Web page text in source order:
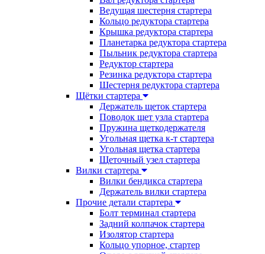
Ведущая шестерня стартера
Кольцо редуктора стартера
Крышка редуктора стартера
Планетарка редуктора стартера
Пыльник редуктора стартера
Редуктор стартера
Резинка редуктора стартера
Шестерня редуктора стартера
Щётки стартера
Держатель щеток стартера
Поводок щет узла стартера
Пружина щеткодержателя
Угольная щетка к-т стартера
Угольная щетка стартера
Щеточный узел стартера
Вилки стартера
Вилки бендикса стартера
Держатель вилки стартера
Прочие детали стартера
Болт терминал стартера
Задний колпачок стартера
Изолятор стартера
Кольцо упорное, стартер